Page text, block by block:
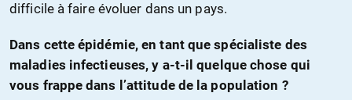
difficile à faire évoluer dans un pays.
Dans cette épidémie, en tant que spécialiste des
maladies infectieuses, y a-t-il quelque chose qui
vous frappe dans l’attitude de la population ?